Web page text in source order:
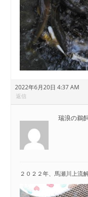
2022年6月20日 4:37 AM
返信
瑞浪の鵜
２０２２年、馬瀬川上流